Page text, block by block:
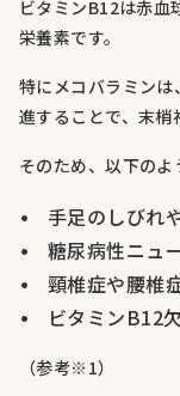
ビタミンB12は赤血
栄養素です。
特にメコバラミン
進することで、末梢
そのため、以下のよ
手足のしびれ
糖尿病性ニュ
頸椎症や腰椎
ビタミンB12
（参考※1）